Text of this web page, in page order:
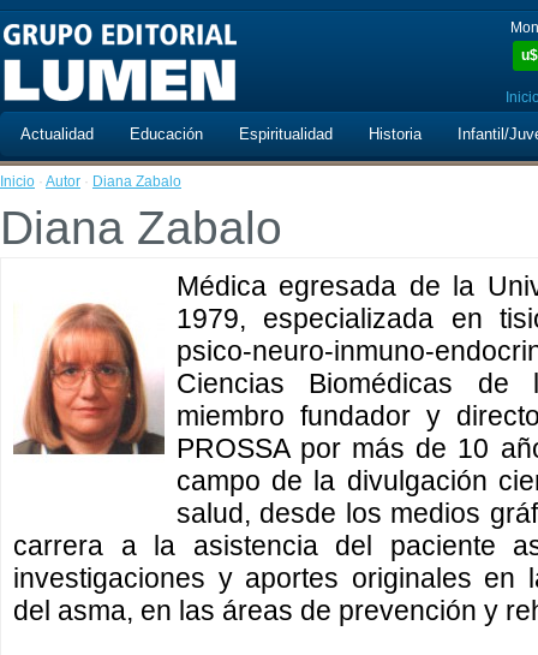
u$
Actualidad Educación Espiritualidad Historia Infantil/
Inicio · Autor · Diana Zabalo
Diana Zabalo
Médica egresada de la
1979, especializada en
psico-neuro-inmuno-
Ciencias Biomédicas de
miembro fundador y
PROSSA por más de 10
campo de la divulgación
salud, desde los medios
carrera a la asistencia del paciente
investigaciones y aportes originales en
del asma, en las áreas de prevención y